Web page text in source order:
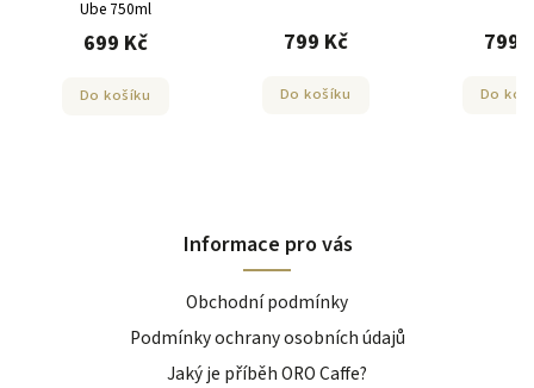
Informace pro vás
Obchodní podmínky
Podmínky ochrany osobních údajů
Jaký je příběh ORO Caffe?